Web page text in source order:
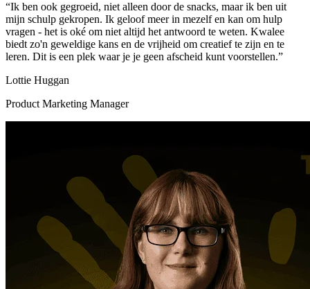
“Ik ben ook gegroeid, niet alleen door de snacks, maar ik ben uit
mijn schulp gekropen. Ik geloof meer in mezelf en kan om hulp
vragen - het is oké om niet altijd het antwoord te weten. Kwalee
biedt zo'n geweldige kans en de vrijheid om creatief te zijn en te
leren. Dit is een plek waar je je geen afscheid kunt voorstellen.”
Lottie Huggan
Product Marketing Manager